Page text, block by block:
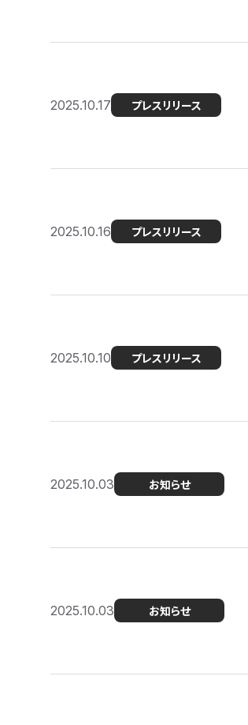
2025.10.17 プレスリリース
2025.10.16 プレスリリース
2025.10.10 プレスリリース
2025.10.03 お知らせ
2025.10.03 お知らせ